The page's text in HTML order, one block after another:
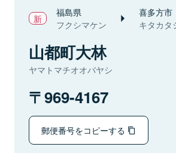
福島県
フクシマケン
喜多方市
キタカタ
山都町大林
ヤマトマチオオバヤシ
969-4167
郵便番号をコピーする